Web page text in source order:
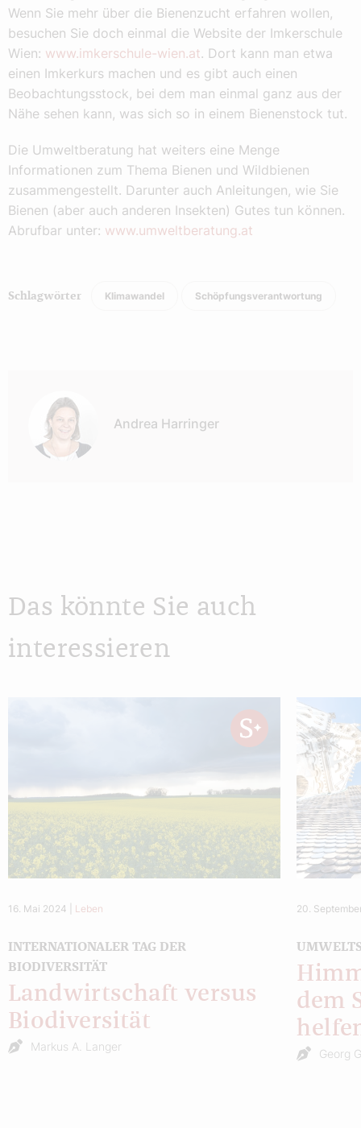
Wenn Sie mehr über die Bienenzucht erfahren wollen,
besuchen Sie doch einmal die Website der Imkerschule
Wien: www.imkerschule-wien.at. Dort kann man etwa
einen Imkerkurs machen und es gibt auch einen
Beobachtungsstock, bei dem man einmal ganz aus der
Nähe sehen kann, was sich so in einem Bienenstock tut.
Die Umweltberatung hat weiters eine Menge
Informationen zum Thema Bienen und Wildbienen
zusammengestellt. Darunter auch Anleitungen, wie Sie
Bienen (aber auch anderen Insekten) Gutes tun können.
Abrufbar unter: www.umweltberatung.at
Schlagwörter Klimawandel Schöpfungsverantwortung
Andrea Harringer
Das könnte Sie auch
interessieren
16. Mai 2024 Leben
INTERNATIONALER TAG DER
BIODIVERSITÄT
Landwirtschaft versus
Biodiversität
Markus A. Langer
20.
dem
Georg